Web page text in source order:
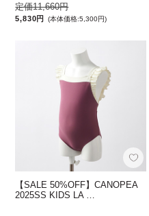
定価11,660円
5,830円 (本体価格:5,300円)
【SALE 50%OFF】CANOPEA
2025SS KIDS LA …